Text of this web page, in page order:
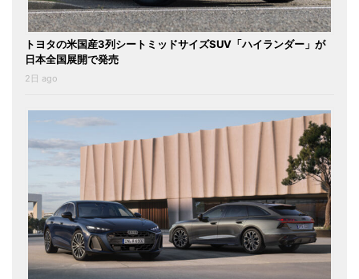
トヨタの米国産3列シートミッドサイズSUV「ハイランダー」が
日本全国展開で発売
2日 ago